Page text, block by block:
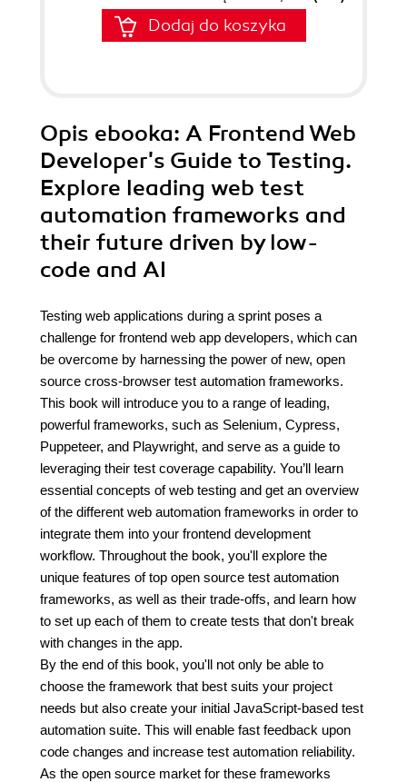
Dodaj do koszyka
Opis ebooka: A Frontend Web
Developer's Guide to Testing.
Explore leading web test
automation frameworks and
their future driven by low-
code and AI
Testing web applications during a sprint poses a
challenge for frontend web app developers, which can
be overcome by harnessing the power of new, open
source cross-browser test automation frameworks.
This book will introduce you to a range of leading,
powerful frameworks, such as Selenium, Cypress,
Puppeteer, and Playwright, and serve as a guide to
leveraging their test coverage capability. You’ll learn
essential concepts of web testing and get an overview
of the different web automation frameworks in order to
integrate them into your frontend development
workflow. Throughout the book, you'll explore the
unique features of top open source test automation
frameworks, as well as their trade-offs, and learn how
to set up each of them to create tests that don't break
with changes in the app.
By the end of this book, you'll not only be able to
choose the framework that best suits your project
needs but also create your initial JavaScript-based test
automation suite. This will enable fast feedback upon
code changes and increase test automation reliability.
As the open source market for these frameworks